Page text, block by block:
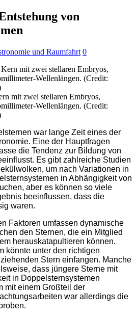
von
und Raumfahrt 0
mit zwei stellaren Embryos,
Wellenlängen. (Credit:
war lange Zeit eines der
Eine der Hauptfragen
die Tendenz zur Bildung von
Es gibt zahlreiche Studien
um nach Variationen in
in Abhängigkeit von
aber es können so viele
beeinflussen, dass die
waren.
Faktoren umfassen dynamische
den Sternen, die ein Mitglied
herauskatapultieren können.
könnte unter den richtigen
Stern einfangen. Manche
dass jüngere Sterne mit
in Doppelsternsystemen
mit einem Großteil der
war allerdings die